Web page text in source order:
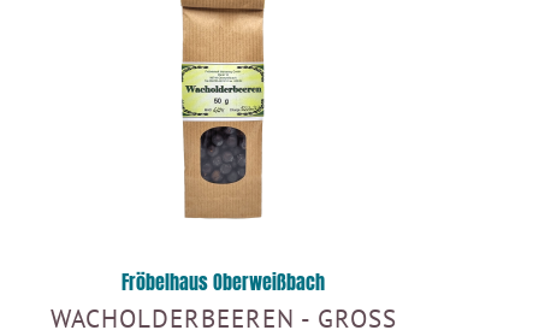
Fröbelhaus Oberweißbach
WACHOLDERBEEREN - GROSS